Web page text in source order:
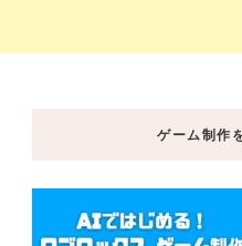
ゲーム制作